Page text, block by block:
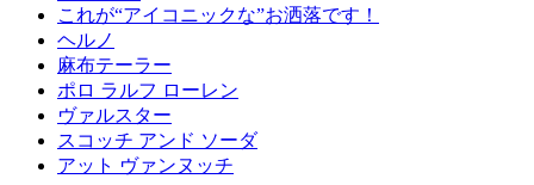
これが“アイコニックな”お洒落です！
ヘルノ
麻布テーラー
ポロ ラルフ ローレン
ヴァルスター
スコッチ アンド ソーダ
アット ヴァンヌッチ